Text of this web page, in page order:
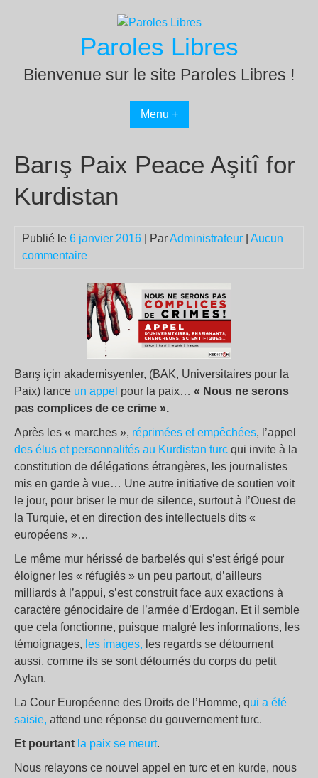
Paroles Libres
Bienvenue sur le site Paroles Libres !
Menu +
Barış Paix Peace Aşitî for
Kurdistan
Publié le 6 janvier 2016 | ParAdministrateur
Aucun
commentaire
Barış için akademisyenler, (BAK, Universitaires pour la
Paix) lance un appel pour la paix… « Nous ne serons
pas complices de ce crime ».
Après les « marches », réprimées et empêchées, l’appel
des élus et personnalités au Kurdistan turc qui invite à la
constitution de délégations étrangères, les journalistes
mis en garde à vue… Une autre initiative de soutien voit
le jour, pour briser le mur de silence, surtout à l’Ouest de
la Turquie, et en direction des intellectuels dits «
européens »…
Le même mur hérissé de barbelés qui s’est érigé pour
éloigner les « réfugiés » un peu partout, d’ailleurs
milliards à l’appui, s’est construit face aux exactions à
caractère génocidaire de l’armée d’Erdogan. Et il semble
que cela fonctionne, puisque malgré les informations, les
témoignages, les images, les regards se détournent
aussi, comme ils se sont détournés du corps du petit
Aylan.
La Cour Européenne des Droits de l’Homme, qui a été
saisie, attend une réponse du gouvernement turc.
Et pourtant la paix se meurt.
Nous relayons ce nouvel appel en turc et en kurde, nous